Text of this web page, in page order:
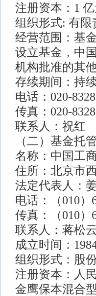
注册资本：1
组织形式: 有限
经营范围：基
设立基金，中
机构批准的其
存续期间：持
电话：020-
传真：020-
联系人：祝红
（二）基金托
名称：中国工
住所：北京市
法定代表人：
电话：（010）
传真：（010）
联系人：蒋松
成立时间：
组织形式：股
注册资本：人
金鹰保本混合